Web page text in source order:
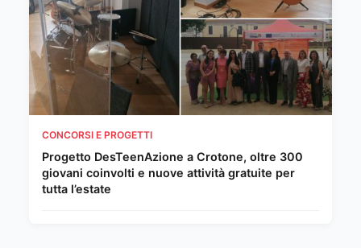
CONCORSI E PROGETTI
Progetto DesTeenAzione a Crotone, oltre 300
giovani coinvolti e nuove attività gratuite per
tutta l’estate